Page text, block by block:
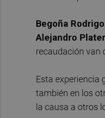
Begoña Rodrigo
Alejandro
recaudación van
Esta experiencia
también en los
la causa a otros